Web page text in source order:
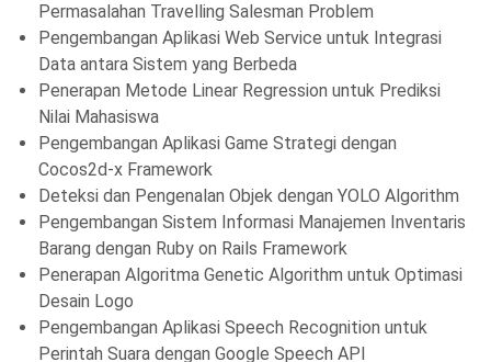
Permasalahan Travelling Salesman Problem
Pengembangan Aplikasi Web Service untuk Integrasi
Data antara Sistem yang Berbeda
Penerapan Metode Linear Regression untuk Prediksi
Nilai Mahasiswa
Pengembangan Aplikasi Game Strategi dengan
Cocos2d-x Framework
Deteksi dan Pengenalan Objek dengan YOLO Algorithm
Pengembangan Sistem Informasi Manajemen Inventaris
Barang dengan Ruby on Rails Framework
Penerapan Algoritma Genetic Algorithm untuk Optimasi
Desain Logo
Pengembangan Aplikasi Speech Recognition untuk
Perintah Suara dengan Google Speech API